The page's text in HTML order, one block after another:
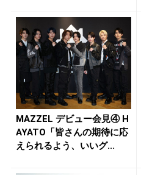
MAZZEL デビュー会見④ H
AYATO「皆さんの期待に応
えられるよう、いいグ...